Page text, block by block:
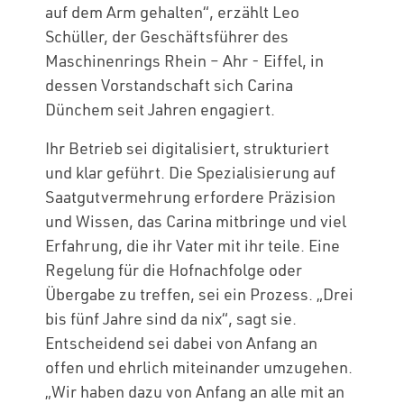
auf dem Arm gehalten“, erzählt Leo
Schüller, der Geschäftsführer des
Maschinenrings Rhein – Ahr - Eiffel, in
dessen Vorstandschaft sich Carina
Dünchem seit Jahren engagiert.
Ihr Betrieb sei digitalisiert, strukturiert
und klar geführt. Die Spezialisierung auf
Saatgutvermehrung erfordere Präzision
und Wissen, das Carina mitbringe und viel
Erfahrung, die ihr Vater mit ihr teile. Eine
Regelung für die Hofnachfolge oder
Übergabe zu treffen, sei ein Prozess. „Drei
bis fünf Jahre sind da nix“, sagt sie.
Entscheidend sei dabei von Anfang an
offen und ehrlich miteinander umzugehen.
„Wir haben dazu von Anfang an alle mit an